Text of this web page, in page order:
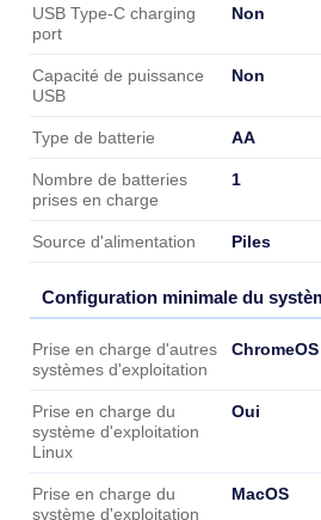
USB Type-C charging
port
Non
Capacité de puissance
USB
Non
Type de batterie AA
Nombre de batteries
prises en charge
1
Source d'alimentation Piles
Configuration minimale du
Configuration minimale du système
Prise en charge d'autres
systèmes d'exploitation
ChromeOS
Prise en charge du
système d'exploitation
Linux
Oui
Prise en charge du
système d'exploitation
MacOS